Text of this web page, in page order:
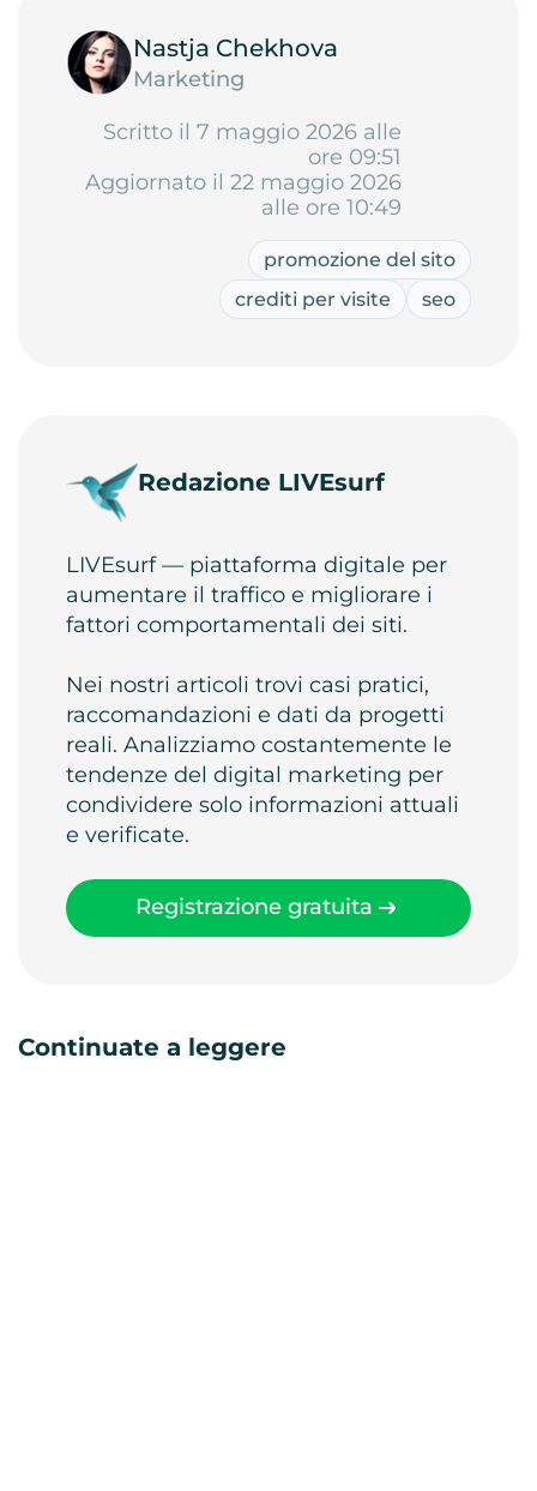
Nastja Chekhova
Marketing
Scritto il 7 maggio 2026 alle
ore 09:51
Aggiornato il 22 maggio 2026
alle ore 10:49
promozione del sito
crediti per visite
seo
Redazione LIVEsurf
LIVEsurf — piattaforma digitale per
aumentare il traffico e migliorare i
fattori comportamentali dei siti.
Nei nostri articoli trovi casi pratici,
raccomandazioni e dati da progetti
reali. Analizziamo costantemente le
tendenze del digital marketing per
condividere solo informazioni attuali
e verificate.
Registrazione gratuita
Continuate a leggere